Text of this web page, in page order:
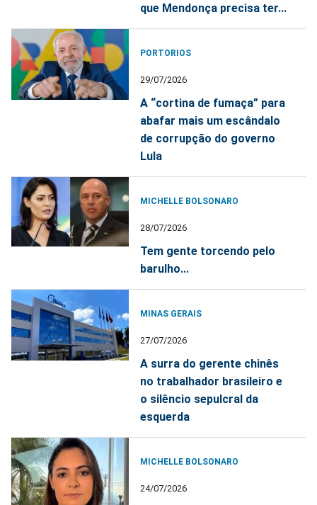
que Mendonça precisa ter...
PORTORIOS
29/07/2026
A “cortina de fumaça” para
abafar mais um escândalo
de corrupção do governo
Lula
MICHELLE BOLSONARO
28/07/2026
Tem gente torcendo pelo
barulho...
MINAS GERAIS
27/07/2026
A surra do gerente chinês
no trabalhador brasileiro e
o silêncio sepulcral da
esquerda
MICHELLE BOLSONARO
24/07/2026